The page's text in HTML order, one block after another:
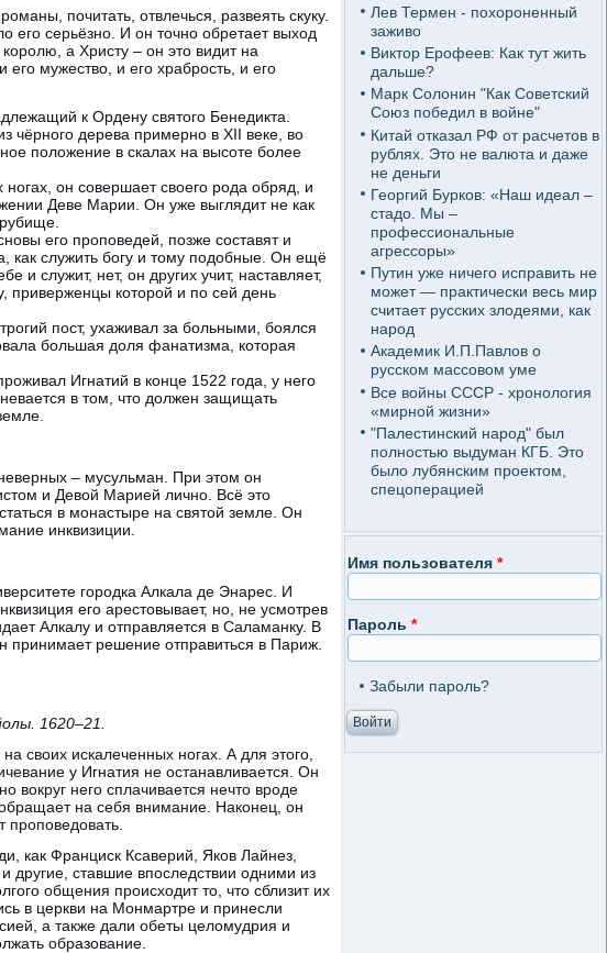
почитать, отвлечься, развеять скуку.
его серьёзно. И он точно обретает выход
а Христу – он это видит на
мужество, и его храбрость, и его
к Ордену святого Бенедикта.
чёрного дерева примерно в XII веке, во
положение в скалах на высоте более
он совершает своего рода обряд, и
Деве Марии. Он уже выглядит не как
его проповедей, позже составят и
как служить богу и тому подобные. Он ещё
и служит, нет, он других учит, наставляет,
приверженцы которой и по сей день
пост, ухаживал за больными, боялся
большая доля фанатизма, которая
Игнатий в конце 1522 года, у него
в том, что должен защищать
– мусульман. При этом он
и Девой Марией лично. Всё это
в монастыре на святой земле. Он
инквизиции.
городка Алкала де Энарес. И
его арестовывает, но, не усмотрев
Алкалу и отправляется в Саламанку. В
решение отправиться в Париж.
1620–21.
своих искалеченных ногах. А для этого,
у Игнатия не останавливается. Он
вокруг него сплачивается нечто вроде
на себя внимание. Наконец, он
проповедовать.
как Франциск Ксаверий, Яков Лайнез,
ставшие впоследствии одними из
общения происходит то, что сблизит их
в церкви на Монмартре и принесли
а также дали обеты целомудрия и
образование.
Лев Термен - похороненный
заживо
Виктор Ерофеев: Как тут жить
дальше?
Марк Солонин "Как Советский
Союз победил в войне"
Китай отказал РФ от расчетов в
рублях. Это не валюта и даже
не деньги
Георгий Бурков: «Наш идеал –
стадо. Мы –
профессиональные
агрессоры»
Путин уже ничего исправить не
может — практически весь мир
считает русских злодеями, как
народ
Академик И.П.Павлов о
русском массовом уме
Все войны СССР - хронология
«мирной жизни»
"Палестинский народ" был
полностью выдуман КГБ. Это
было лубянским проектом,
спецоперацией
Имя пользователя *
Пароль *
Забыли пароль?